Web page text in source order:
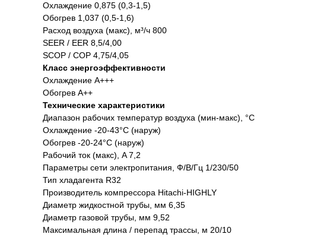
Охлаждение 0,875 (0,3-1,5)
Обогрев 1,037 (0,5-1,6)
Расход воздуха (макс), м³/ч 800
SEER / EER 8,5/4,00
SCOP / COP 4,75/4,05
Класс энергоэффективности
Охлаждение A+++
Обогрев A++
Технические характеристики
Диапазон рабочих температур воздуха (мин-макс), °C
Охлаждение -20-43°C (наруж)
Обогрев -20-24°C (наруж)
Рабочий ток (макс), A 7,2
Параметры сети электропитания, Ф/В/Гц 1/230/50
Тип хладагента R32
Производитель компрессора Hitachi-HIGHLY
Диаметр жидкостной трубы, мм 6,35
Диаметр газовой трубы, мм 9,52
Максимальная длина / перепад трассы, м 20/10